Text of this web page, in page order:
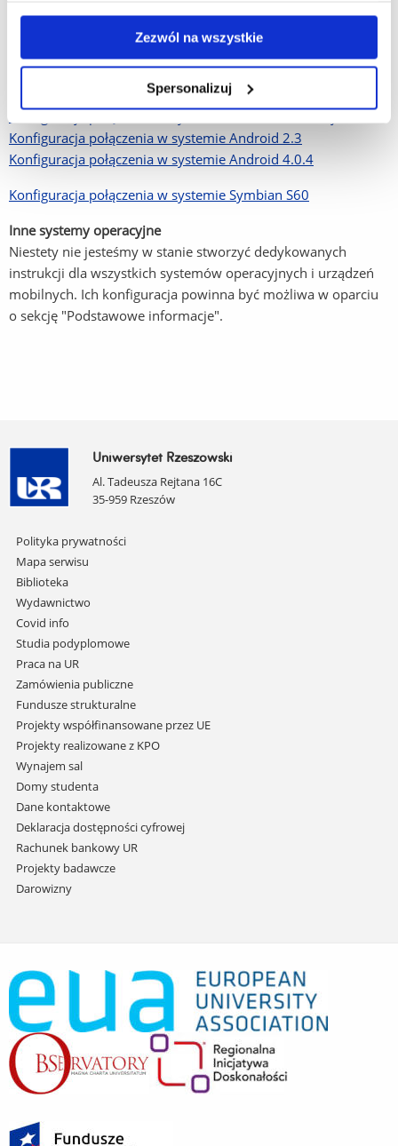
Zezwól na wszystkie
Spersonalizuj
Konfiguracja połączenia w Network Manager
Konfiguracja połączenia w systemie Android 2.3
Konfiguracja połączenia w systemie Android 4.0.4
Konfiguracja połączenia w systemie Symbian S60
Inne systemy operacyjne
Niestety nie jesteśmy w stanie stworzyć dedykowanych
instrukcji dla wszystkich systemów operacyjnych i urządzeń
mobilnych. Ich konfiguracja powinna być możliwa w oparciu
o sekcję "Podstawowe informacje".
Uniwersytet Rzeszowski
Al. Tadeusza Rejtana 16C
35-959 Rzeszów
Pomiń
nawigację
i
przejdź
do
treści
Polityka prywatności
Mapa serwisu
Biblioteka
Wydawnictwo
Covid info
Studia podyplomowe
Praca na UR
Zamówienia publiczne
Fundusze strukturalne
Projekty współfinansowane przez UE
Projekty realizowane z KPO
Wynajem sal
Domy studenta
Dane kontaktowe
Deklaracja dostępności cyfrowej
Rachunek bankowy UR
Projekty badawcze
Darowizny